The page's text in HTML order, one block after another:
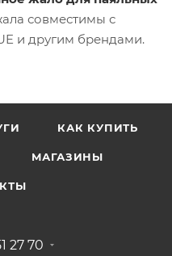
совместимы с
и другим брендами.
КАК КУПИТЬ
МАГАЗИНЫ
27 70